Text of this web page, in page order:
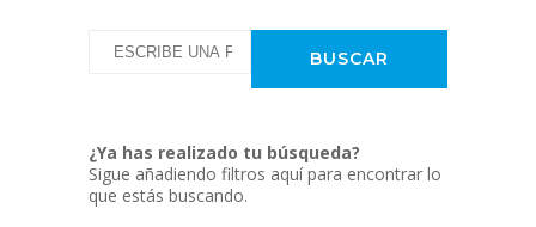
¿Ya has realizado tu búsqueda?
Sigue añadiendo filtros aquí para encontrar lo
que estás buscando.